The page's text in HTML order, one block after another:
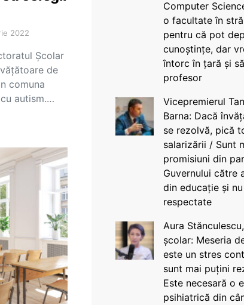
2022
Școlar
de
comuna
autism.…
Computer
o facultate în
pentru că pot
cunoștințe, dar
întorc în țară și
profesor
Vicepremierul
Barna: Dacă
se rezolvă, pică
salarizării / Sunt
promisiuni din
Guvernului către
din educație și
respectate
Aura
școlar: Meseria
este un stres
sunt mai puțini
Este necesară o
psihiatrică din